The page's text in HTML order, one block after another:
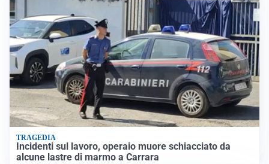
TRAGEDIA
Incidenti sul lavoro, operaio muore schiacciato da
alcune lastre di marmo a Carrara